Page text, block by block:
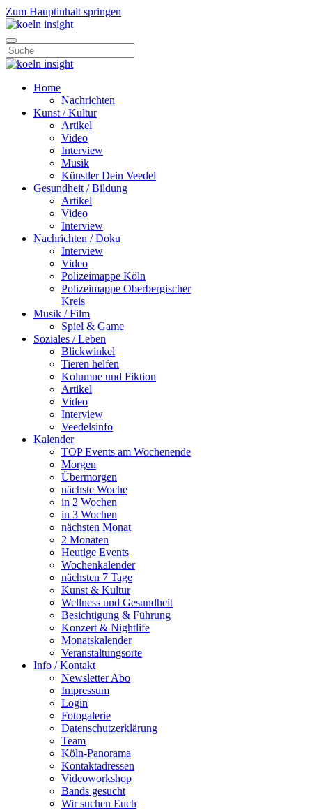
Zum Hauptinhalt springen
Home
Nachrichten
Kunst / Kultur
Artikel
Video
Interview
Musik
Künstler Dein Veedel
Gesundheit / Bildung
Artikel
Video
Interview
Nachrichten / Doku
Interview
Video
Polizeimappe Köln
Polizeimappe Oberbergischer
Kreis
Musik / Film
Spiel & Game
Soziales / Leben
Blickwinkel
Tieren helfen
Kolumne und Fiktion
Artikel
Video
Interview
Veedelsinfo
Kalender
TOP Events am Wochenende
Morgen
Übermorgen
nächste Woche
in 2 Wochen
in 3 Wochen
nächsten Monat
2 Monaten
Heutige Events
Wochenkalender
nächsten 7 Tage
Kunst & Kultur
Wellness und Gesundheit
Besichtigung & Führung
Konzert & Nightlife
Monatskalender
Veranstaltungsorte
Info / Kontakt
Newsletter Abo
Impressum
Login
Fotogalerie
Datenschutzerklärung
Team
Köln-Panorama
Kontaktadressen
Videoworkshop
Bands gesucht
Wir suchen Euch